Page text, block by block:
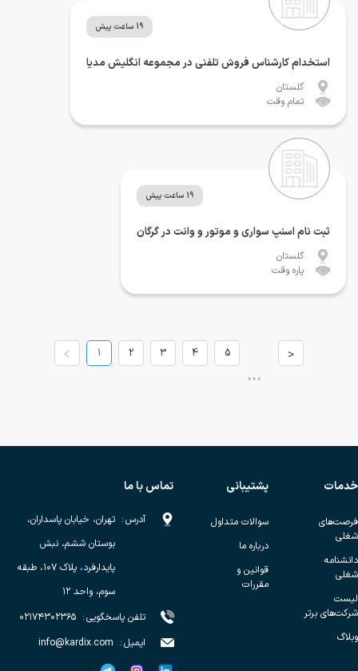
19 ساعت پیش
استخدام کارشناس فروش تلفنی در مجموعه انگلیش مدیا
گلستان
تمام وقت
19 ساعت پیش
ثبت نام اسنپ سواری و موتور و وانت در گرگان
گلستان
پاره وقت
1 2 3 4 5
•••
>
خدمات
فرصت‌های
شغلی
دانشنامه
شغلی
لیست
شرکت‌های برتر
وبلاگ
پشتیبانی
سوالات متداول
درباره ما
قوانین و
مقررات
تماس با ما
آدرس: تهران، خیابان پاسداران،
بوستان ششم، نبش
پایدارفرد، پلاک ۱۰۷، طبقه
سوم، واحد ۱۲
تلفن پاسخگویی: ۰۲۱۷۴۳۰۲۳۶۵
ایمیل:
info@kardix.com